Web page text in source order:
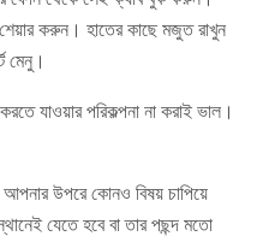
শেয়ার করুন। ‌হাতের কাছে মজুত রাখুন
মেনু।
যাওয়ার পরিকল্পনা না করাই ভাল।
আপনার উপরে কোনও বিষয় চাপিয়ে
যেতে হবে বা তার পছন্দ মতো